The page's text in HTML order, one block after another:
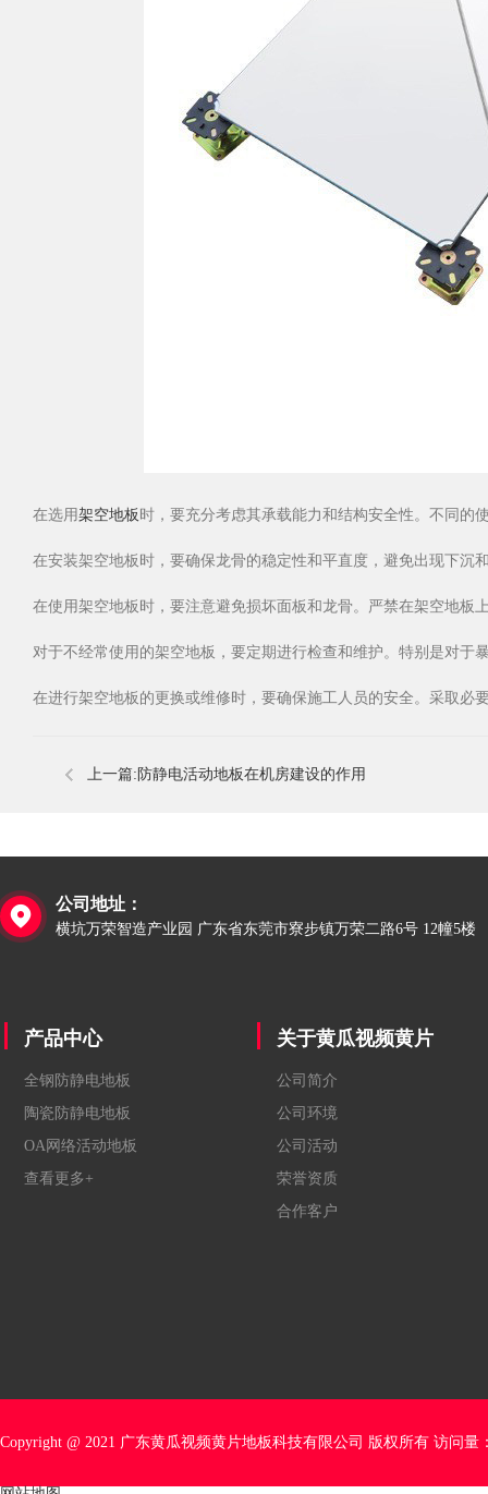
在选用架空地板 时，要充分考虑其承载能力和结构安全性。不同的
在安装架空地板时，要确保龙骨的稳定性和平直度，避免出现下沉
在使用架空地板时，要注意避免损坏面板和龙骨。严禁在架空地板
对于不经常使用的架空地板，要定期进行检查和维护。特别是对
在进行架空地板的更换或维修时，要确保施工人员的安全。采取必
上一篇: ​防静电活动地板在机房建设的作用

公司地址：
横坑万荣智造产业园 广东省东莞市寮步镇万荣二路6号 12幢5楼
产品中心
全钢防静电地板
陶瓷防静电地板
OA网络活动地板
查看更多+
关于黄瓜视频黄片
公司简介
公司环境
公司活动
荣誉资质
合作客户
Copyright @ 2021 广东黄瓜视频黄片地板科技有限公司 版权所有 访问量